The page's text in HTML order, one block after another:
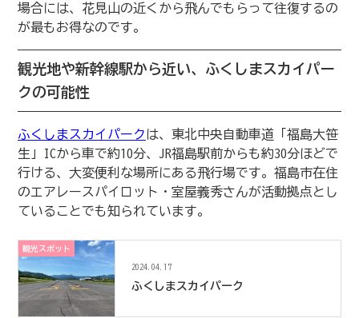
場合には、花見山の近くから飛んでもらって往復するの
が最もお得なのです。
観光地や新幹線駅から近い、ふくしまスカイパー
クの可能性
ふくしまスカイパークは、東北中央自動車道「福島大笹
生」ICから車で約10分、JR福島駅前からも約30分ほどで
行ける、大変便利な場所にある飛行場です。福島市在住
のエアレースパイロット・室屋義秀さんが活動拠点とし
ていることでも知られています。
観光スポット
2024.04.17
ふくしまスカイパーク